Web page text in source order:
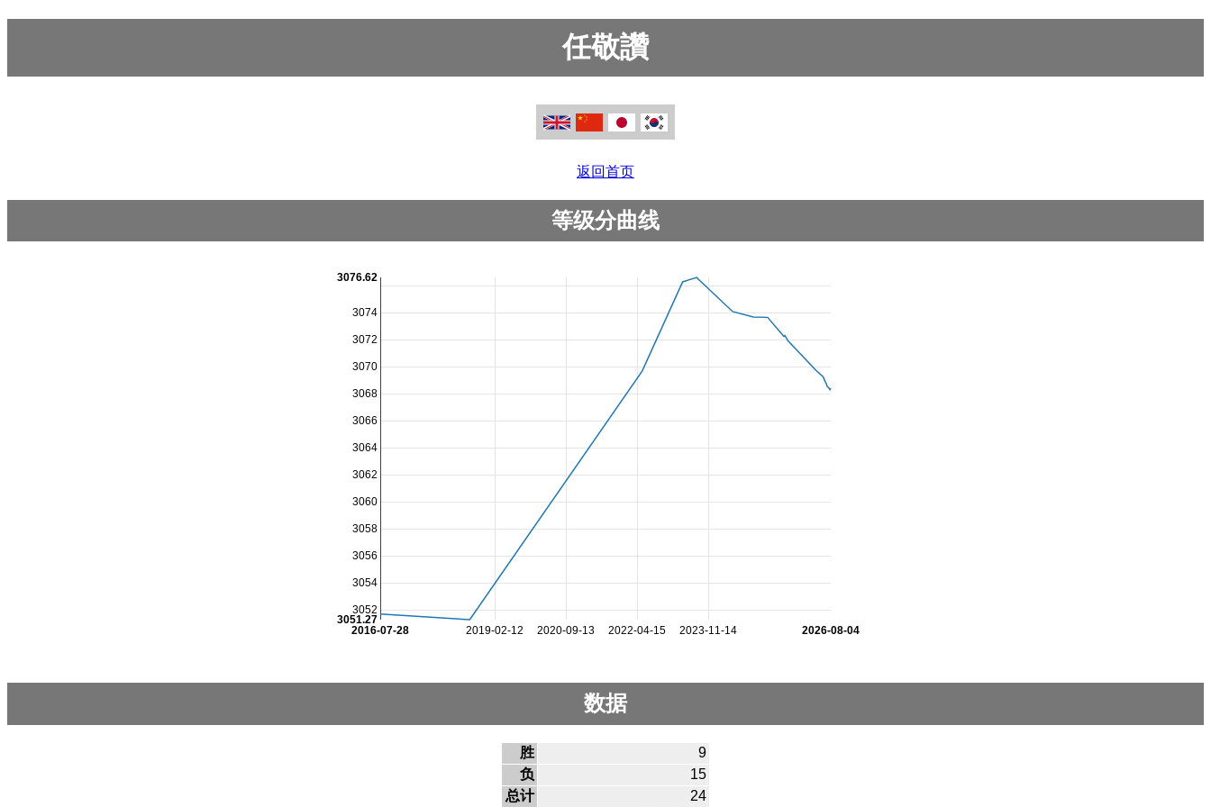
任敬讚
返回首页
等级分曲线
2019-02-12 2020-09-13 2022-04-15 2023-11-14
2016-07-28 2026-08-04
3052
3054
3056
3058
3060
3062
3064
3066
3068
3070
3072
3074
3051.27
3076.62
数据
胜
9
负
15
总计
24